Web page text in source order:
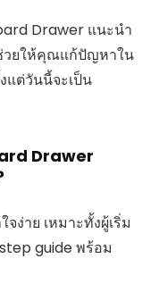
Drawer แนะนำ
วยให้คุณแก้ปัญหาใน
แต่วันนี้จะเป็น
Drawer
ง่าย เหมาะทั้งผู้เริ่ม
guide พร้อม